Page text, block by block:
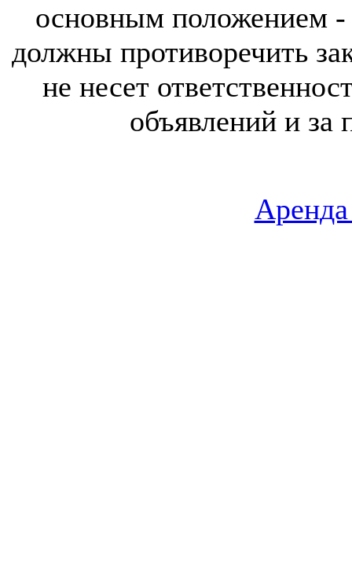
основным положением -
должны противоречить
не несет
объявлений и за